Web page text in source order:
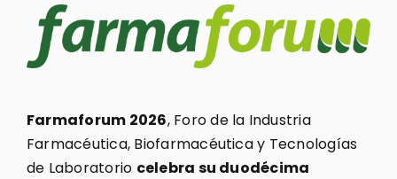
Farmaforum 2026, Foro de la Industria
Farmacéutica, Biofarmacéutica y Tecnologías
de Laboratorio celebra su duodécima